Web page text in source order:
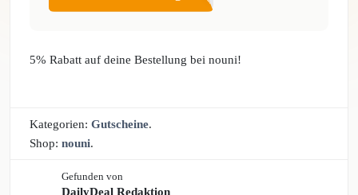
5% Rabatt auf deine Bestellung bei nouni!
Kategorien: Gutscheine.
Shop: nouni.
Gefunden von
DailyDeal Redaktion